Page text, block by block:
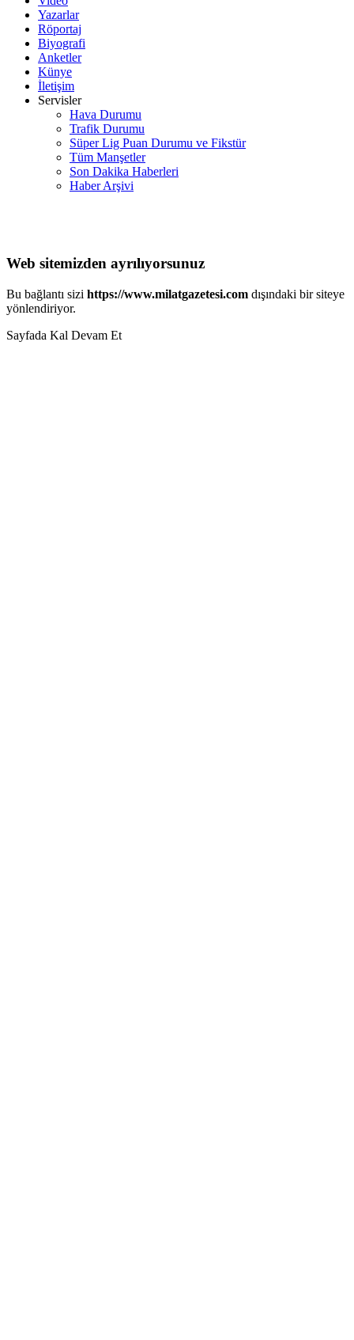
Yazarlar
Röportaj
Biyografi
Anketler
Künye
İletişim
Servisler
Hava Durumu
Trafik Durumu
Süper Lig Puan Durumu ve Fikstür
Tüm Manşetler
Son Dakika Haberleri
Haber Arşivi
Web sitemizden ayrılıyorsunuz
Bu bağlantı sizi https://www.milatgazetesi.com dışındaki bir siteye
yönlendiriyor.
Sayfada Kal Devam Et